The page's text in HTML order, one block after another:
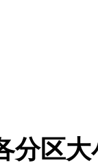
分区大